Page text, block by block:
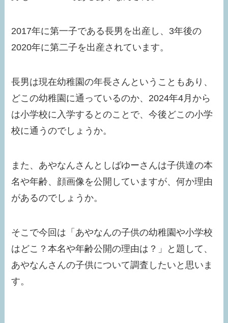
2017年に第一子である長男を出産し、3年後の
2020年に第二子を出産されています。
長男は現在幼稚園の年長さんということもあり、
どこの幼稚園に通っているのか、2024年4月から
は小学校に入学するとのことで、今後どこの小学
校に通うのでしょうか。
また、あやなんさんとしばゆーさんは子供達の本
名や年齢、顔画像を公開していますが、何か理由
があるのでしょうか。
そこで今回は「あやなんの子供の幼稚園や小学校
はどこ？本名や年齢公開の理由は？」と題して、
あやなんさんの子供について調査したいと思いま
す。